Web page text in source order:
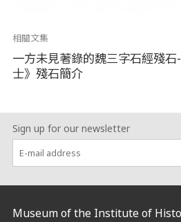
相關文集
一方未見著錄的魏三字石經殘
士》殘石簡介
Sign up for our newsletter
Museum of the Institute of